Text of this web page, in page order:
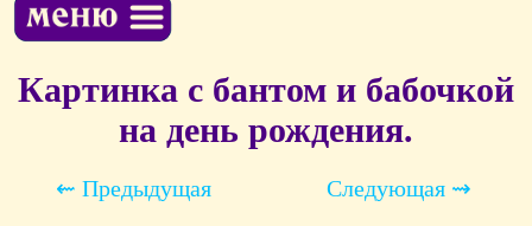
Картинка с бантом и бабочкой
на день рождения.
⇜ Предыдущая Следующая ⇝